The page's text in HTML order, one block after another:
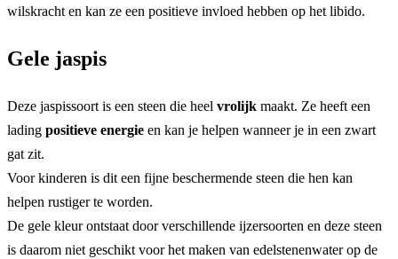
wilskracht en kan ze een positieve invloed hebben op het libido.
Gele jaspis
Deze jaspissoort is een steen die heel vrolijk maakt. Ze heeft een
lading positieve energie en kan je helpen wanneer je in een zwart
gat zit.
Voor kinderen is dit een fijne beschermende steen die hen kan
helpen rustiger te worden.
De gele kleur ontstaat door verschillende ijzersoorten en deze steen
is daarom niet geschikt voor het maken van edelstenenwater op de